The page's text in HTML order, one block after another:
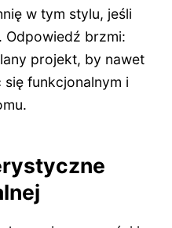
w tym stylu, jeśli
Odpowiedź brzmi:
projekt, by nawet
się funkcjonalnym i